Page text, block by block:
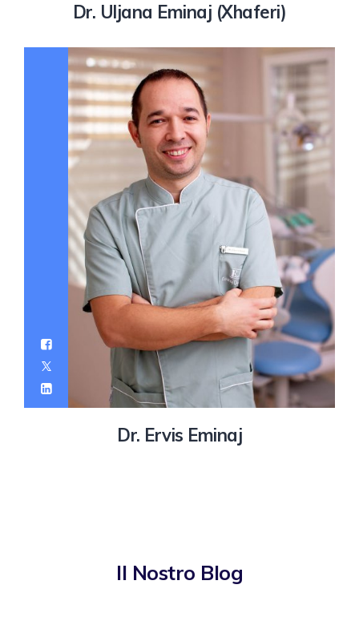
Dr. Uljana Eminaj (Xhaferi)
Dr. Ervis Eminaj
Il Nostro Blog